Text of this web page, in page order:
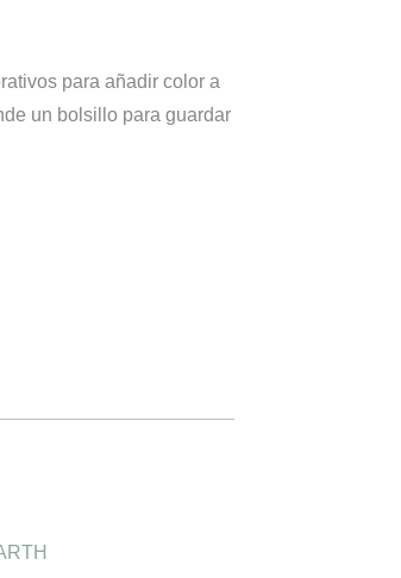
para añadir color a
un bolsillo para guardar